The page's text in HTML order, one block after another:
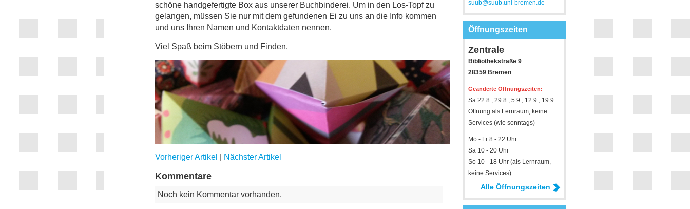
schöne handgefertigte Box aus unserer Buchbinderei. Um in den Los-Topf zu
gelangen, müssen Sie nur mit dem gefundenen Ei zu uns an die Info kommen
und uns Ihren Namen und Kontaktdaten nennen.
Viel Spaß beim Stöbern und Finden.
Vorheriger Artikel Nächster Artikel
Kommentare
Noch kein Kommentar vorhanden.
suub@suub.uni-bremen.de
Öffnungszeiten
Zentrale
Bibliothekstraße 9
28359 Bremen
Geänderte Öffnungszeiten:
Sa 22.8., 29.8., 5.9., 12.9., 19.9
Öffnung als Lernraum, keine
Services (wie sonntags)
Mo - Fr 8 - 22 Uhr
Sa 10 - 20 Uhr
So 10 - 18 Uhr (als Lernraum,
keine Services)
Alle Öffnungszeiten